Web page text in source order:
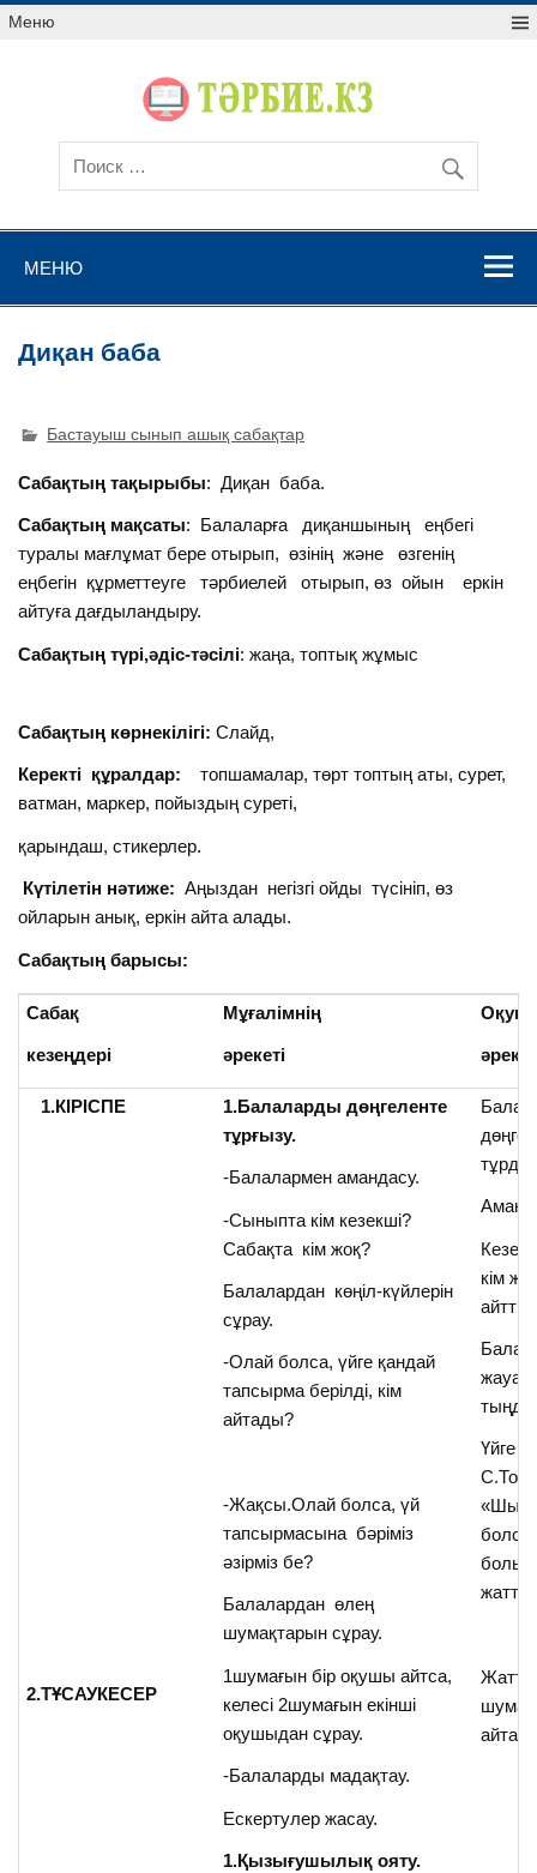
Меню
МЕНЮ
Диқан баба
Бастауыш сынып ашық сабақтар
Сабақтың тақырыбы: Диқан баба.
Сабақтың мақсаты: Балаларға диқаншының еңбегі
туралы мағлұмат бере отырып, өзінің және өзгенің
еңбегін құрметтеуге тәрбиелей отырып, өз ойын еркін
айтуға дағдыландыру.
Сабақтың түрі,әдіс-тәсілі: жаңа, топтық жұмыс
Сабақтың көрнекілігі: Слайд,
Керекті құралдар: топшамалар, төрт топтың аты, сурет,
ватман, маркер, пойыздың суреті,
қарындаш, стикерлер.
Күтілетін нәтиже: Аңыздан негізгі ойды түсініп, өз
ойларын анық, еркін айта алады.
Сабақтың барысы:
Сабақ
кезеңдері
Мұғалімнің
әрекеті
1.КІРІСПЕ
2.ТҰСАУКЕСЕР
1.Балаларды дөңгеленте
тұрғызу.
-Балалармен амандасу.
-Сыныпта кім кезекші?
Сабақта кім жоқ?
Балалардан көңіл-күйлерін
сұрау.
-Олай болса, үйге қандай
тапсырма берілді, кім
айтады?
-Жақсы.Олай болса, үй
тапсырмасына бәріміз
әзірміз бе?
Балалардан өлең
шумақтарын сұрау.
1шумағын бір оқушы айтса,
келесі 2шумағын екінші
оқушыдан сұрау.
-Балаларды мадақтау.
Ескертулер жасау.
1.Қызығушылық ояту.
тұрды.
кім
айтты.
Үйге